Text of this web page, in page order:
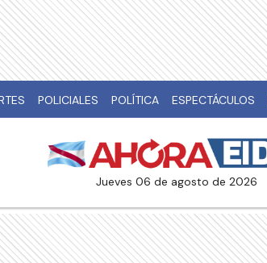
POLICIALES POLÍTICA ESPECTÁCULOS
jueves 06 de agosto de 2026